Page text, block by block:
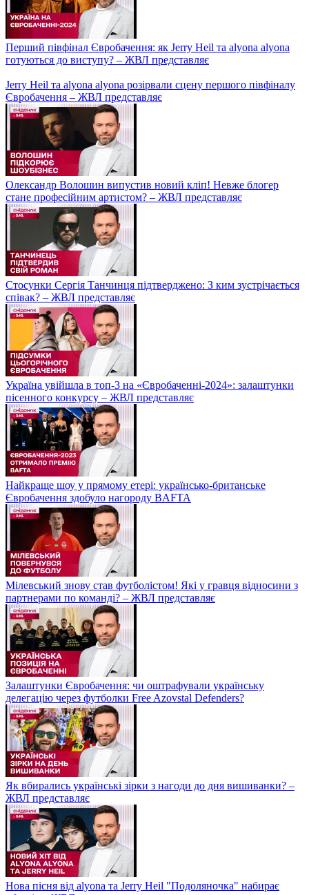
Перший півфінал Євробачення: як Jerry Heil та alyona alyona
готуються до виступу? – ЖВЛ представляє
Jerry Heil та аlyona аlyona розірвали сцену першого півфіналу
Євробачення – ЖВЛ представляє
Олександр Волошин випустив новий кліп! Невже блогер
стане професійним артистом? – ЖВЛ представляє
Стосунки Сергія Танчинця підтверджено: З ким зустрічається
співак? – ЖВЛ представляє
Україна увійшла в топ-3 на «Євробаченні-2024»: залаштунки
пісенного конкурсу – ЖВЛ представляє
Найкраще шоу у прямому етері: українсько-британське
Євробачення здобуло нагороду BAFTA
Мілевський знову став футболістом! Які у гравця відносини з
партнерами по команді? – ЖВЛ представляє
Залаштунки Євробачення: чи оштрафували українську
делегацію через футболки Free Azovstal Defenders?
Як вбирались українські зірки з нагоди до дня вишиванки? –
ЖВЛ представляє